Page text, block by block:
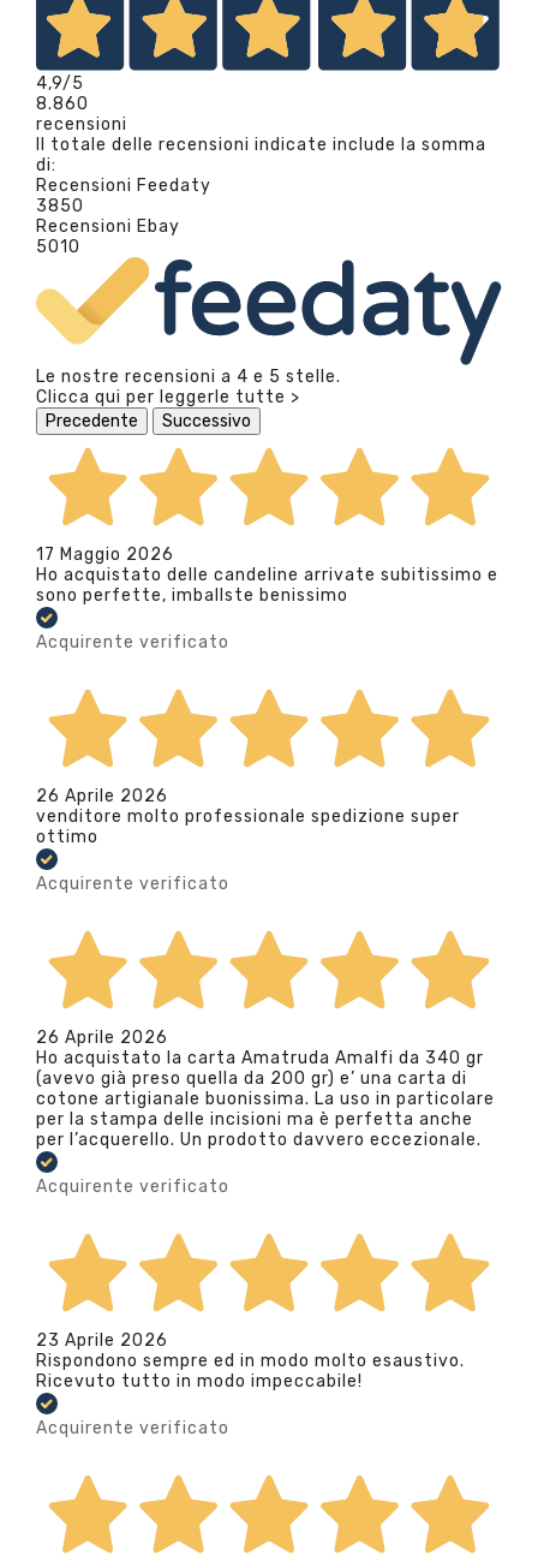
4,9/5
8.860
recensioni
Il totale delle recensioni indicate include la somma
di:
Recensioni Feedaty
3850
Recensioni Ebay
5010
Le nostre recensioni a 4 e 5 stelle.
Clicca qui per leggerle tutte >
Precedente
Successivo
17 Maggio 2026
Ho acquistato delle candeline arrivate subitissimo e
sono perfette, imballste benissimo
Acquirente verificato
26 Aprile 2026
venditore molto professionale spedizione super
ottimo
Acquirente verificato
26 Aprile 2026
Ho acquistato la carta Amatruda Amalfi da 340 gr
(avevo già preso quella da 200 gr) e’ una carta di
cotone artigianale buonissima. La uso in particolare
per la stampa delle incisioni ma è perfetta anche
per l’acquerello. Un prodotto davvero eccezionale.
Acquirente verificato
23 Aprile 2026
Rispondono sempre ed in modo molto esaustivo.
Ricevuto tutto in modo impeccabile!
Acquirente verificato